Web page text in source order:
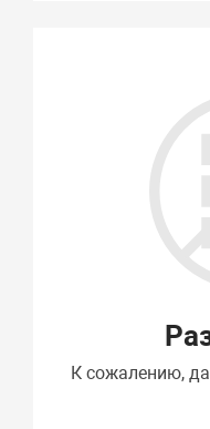
К сожалению,